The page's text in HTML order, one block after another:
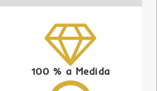
100 % a Medida